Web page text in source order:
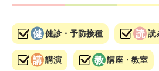
健診・予防接種 読
講演 講座・教室